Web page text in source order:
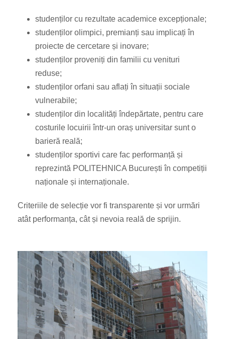
studenților cu rezultate academice excepționale;
studenților olimpici, premianți sau implicați în
proiecte de cercetare și inovare;
studenților proveniți din familii cu venituri
reduse;
studenților orfani sau aflați în situații sociale
vulnerabile;
studenților din localități îndepărtate, pentru care
costurile locuirii într-un oraș universitar sunt o
barieră reală;
studenților sportivi care fac performanță și
reprezintă POLITEHNICA București în competiții
naționale și internaționale.
Criteriile de selecție vor fi transparente și vor urmări
atât performanța, cât și nevoia reală de sprijin.